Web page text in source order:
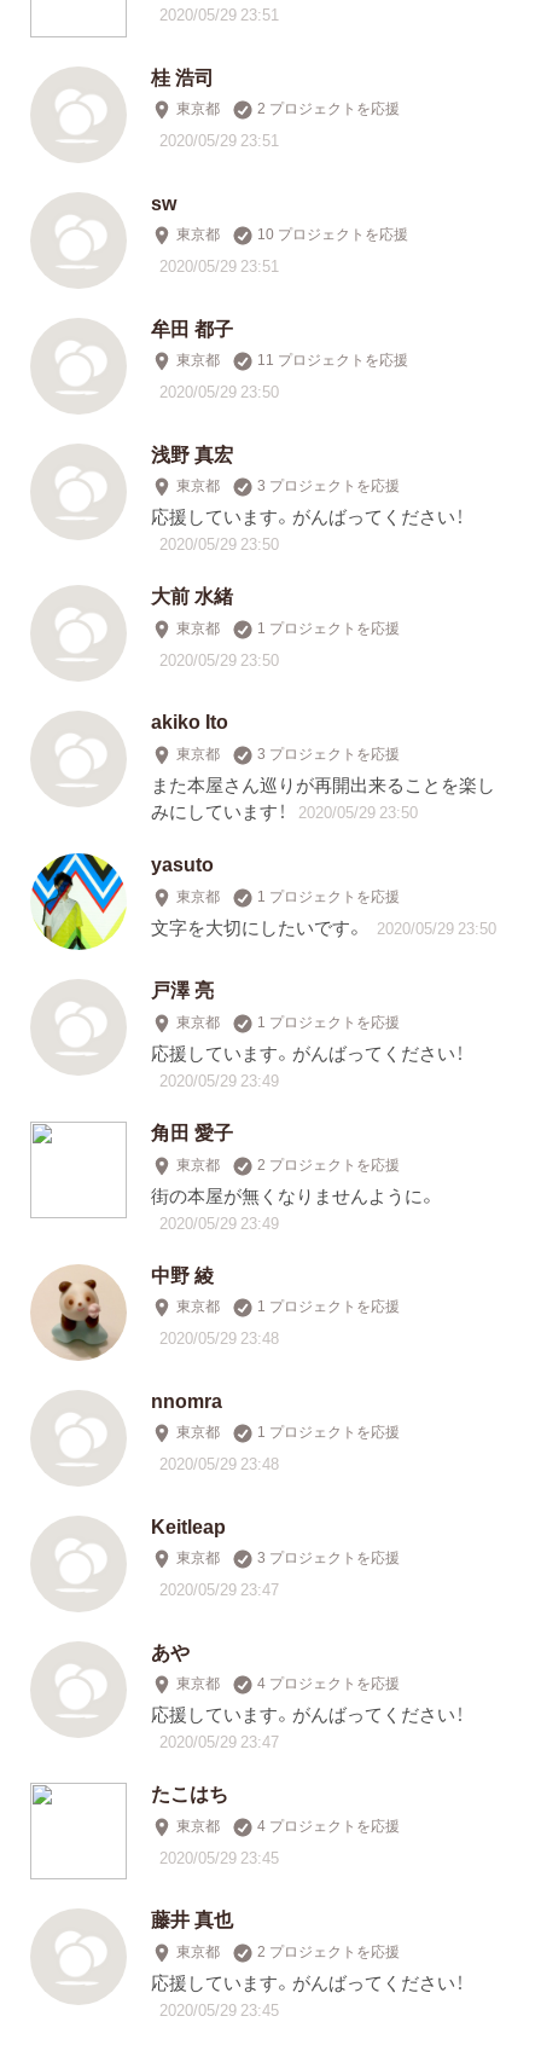
2020/05/29 23:51
桂 浩司
東京都 2 プロジェクトを応援
2020/05/29 23:51
sw
東京都 10 プロジェクトを応援
2020/05/29 23:51
牟田 都子
東京都 11 プロジェクトを応援
2020/05/29 23:50
浅野 真宏
東京都 3 プロジェクトを応援
応援しています。がんばってください！
2020/05/29 23:50
大前 水緒
東京都 1 プロジェクトを応援
2020/05/29 23:50
akiko Ito
東京都 3 プロジェクトを応援
また本屋さん巡りが再開出来ることを楽し
みにしています！
2020/05/29 23:50
yasuto
東京都 1 プロジェクトを応援
文字を大切にしたいです。 2020/05/29 23:50
戸澤 亮
東京都 1 プロジェクトを応援
応援しています。がんばってください！
2020/05/29 23:49
角田 愛子
東京都 2 プロジェクトを応援
街の本屋が無くなりませんように。
2020/05/29 23:49
中野 綾
東京都 1 プロジェクトを応援
2020/05/29 23:48
nnomra
東京都 1 プロジェクトを応援
2020/05/29 23:48
Keitleap
東京都 3 プロジェクトを応援
2020/05/29 23:47
あや
東京都 4 プロジェクトを応援
応援しています。がんばってください！
2020/05/29 23:47
たこはち
東京都 4 プロジェクトを応援
2020/05/29 23:45
藤井 真也
東京都 2 プロジェクトを応援
応援しています。がんばってください！
2020/05/29 23:45